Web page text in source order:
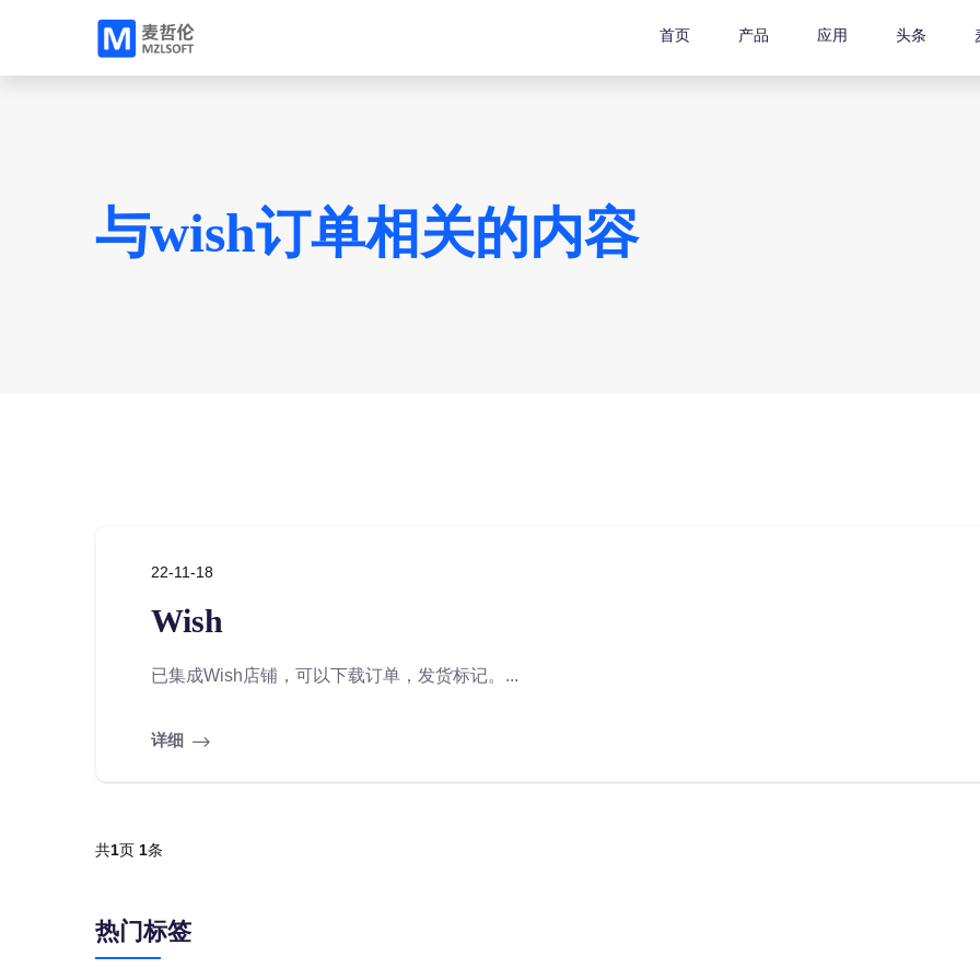
首页 产品 应用 头条
与wish订单相关的内容
22-11-18
Wish
已集成Wish店铺，可以下载订单，发货标记。...
详细
共1页 1条
热门标签